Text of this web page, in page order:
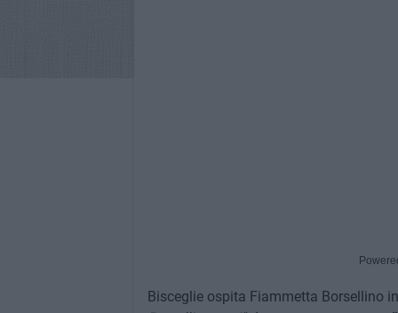
Bisceglie ospita Fiammetta Borsellino